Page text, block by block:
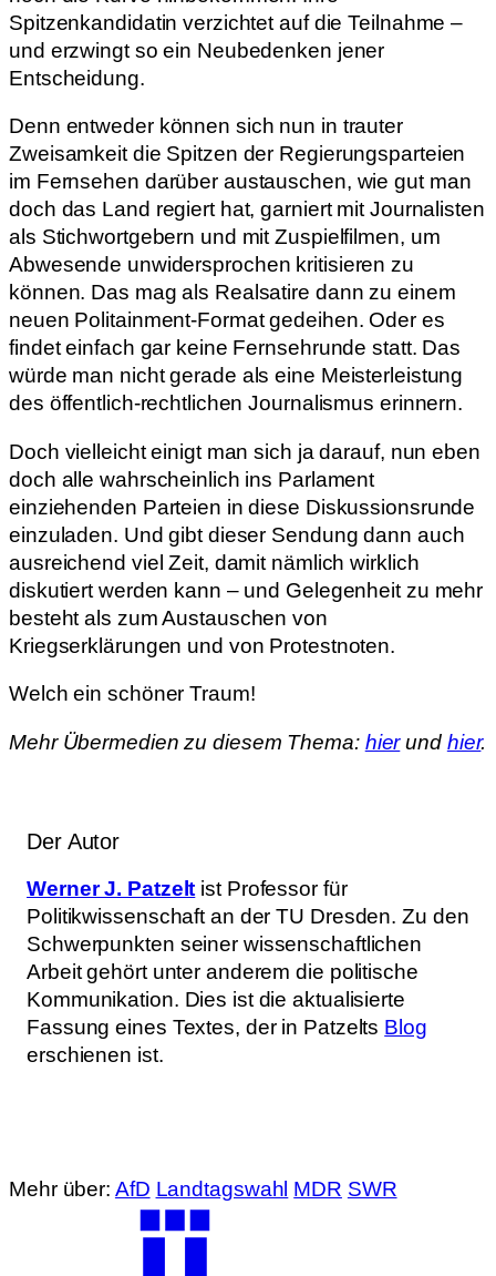
Spitzenkandidatin verzichtet auf die Teilnahme –
und erzwingt so ein Neubedenken jener
Entscheidung.
Denn entweder können sich nun in trauter
Zweisamkeit die Spitzen der Regierungsparteien
im Fernsehen darüber austauschen, wie gut man
doch das Land regiert hat, garniert mit Journalisten
als Stichwortgebern und mit Zuspielfilmen, um
Abwesende unwidersprochen kritisieren zu
können. Das mag als Realsatire dann zu einem
neuen Politainment-Format gedeihen. Oder es
findet einfach gar keine Fernsehrunde statt. Das
würde man nicht gerade als eine Meisterleistung
des öffentlich-rechtlichen Journalismus erinnern.
Doch vielleicht einigt man sich ja darauf, nun eben
doch alle wahrscheinlich ins Parlament
einziehenden Parteien in diese Diskussionsrunde
einzuladen. Und gibt dieser Sendung dann auch
ausreichend viel Zeit, damit nämlich wirklich
diskutiert werden kann – und Gelegenheit zu mehr
besteht als zum Austauschen von
Kriegserklärungen und von Protestnoten.
Welch ein schöner Traum!
Mehr Übermedien zu diesem Thema: hierund hier.
Der Autor
Werner J. Patzelt ist Professor für
Politikwissenschaft an der TU Dresden. Zu den
Schwerpunkten seiner wissenschaftlichen
Arbeit gehört unter anderem die politische
Kommunikation. Dies ist die aktualisierte
Fassung eines Textes, der in Patzelts Blog
erschienen ist.
Mehr über: AfD Landtagswahl MDR SWR